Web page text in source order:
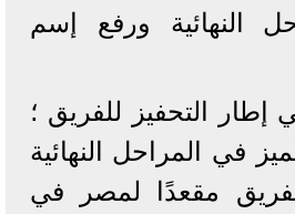
النهائية ورفع إسم
إطار التحفيز للفريق ؛
في المراحل النهائية
مقعدًا لمصر في